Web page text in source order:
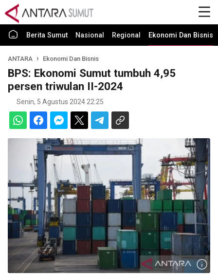
Berita Sumut Nasional Regional Ekonomi Dan Bisnis
ANTARA Ekonomi Dan Bisnis
BPS: Ekonomi Sumut tumbuh 4,95
persen triwulan II-2024
Senin, 5 Agustus 2024 22:25